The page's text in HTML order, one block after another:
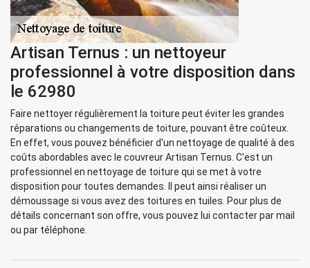
Artisan Ternus : un nettoyeur
professionnel à votre disposition dans
le 62980
Faire nettoyer régulièrement la toiture peut éviter les grandes
réparations ou changements de toiture, pouvant être coûteux.
En effet, vous pouvez bénéficier d'un nettoyage de qualité à des
coûts abordables avec le couvreur Artisan Ternus. C'est un
professionnel en nettoyage de toiture qui se met à votre
disposition pour toutes demandes. Il peut ainsi réaliser un
démoussage si vous avez des toitures en tuiles. Pour plus de
détails concernant son offre, vous pouvez lui contacter par mail
ou par téléphone.